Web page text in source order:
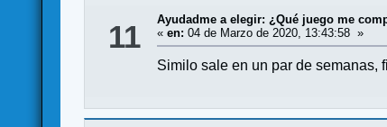
11 Ayudadme a elegir: ¿Qué juego me
«en: 04 de Marzo de 2020, 13:43:58 »
Similo sale en un par de semanas,